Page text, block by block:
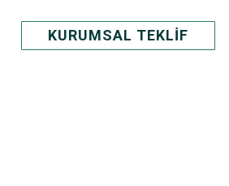
KURUMSAL TEKLİF